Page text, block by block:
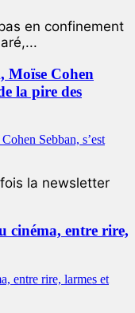
en confinement
Moïse Cohen
la pire des
la newsletter
cinéma, entre rire,